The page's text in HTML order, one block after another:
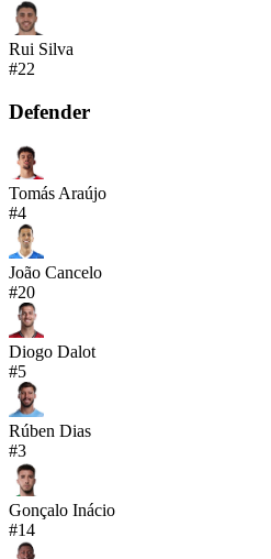
Rui Silva
#22
Defender
Tomás Araújo
#4
João Cancelo
#20
Diogo Dalot
#5
Rúben Dias
#3
Gonçalo Inácio
#14